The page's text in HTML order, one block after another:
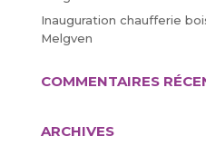
Inauguration chaufferie
Melgven
COMMENTAIRES
ARCHIVES